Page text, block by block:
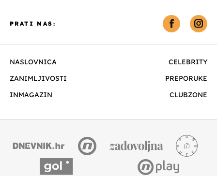
NASLOVNICA
CELEBRITY
ZANIMLJIVOSTI
PREPORUKE
INMAGAZIN
CLUBZONE
PRATI NAS: